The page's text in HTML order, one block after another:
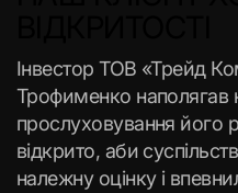
Інвестор ТОВ «Трейд
Трофименко наполягав
прослуховування його
відкрито, аби
належну оцінку і